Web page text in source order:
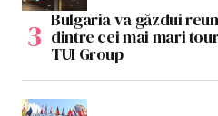
Bulgaria va găzdui
dintre cei mai mari
TUI Group